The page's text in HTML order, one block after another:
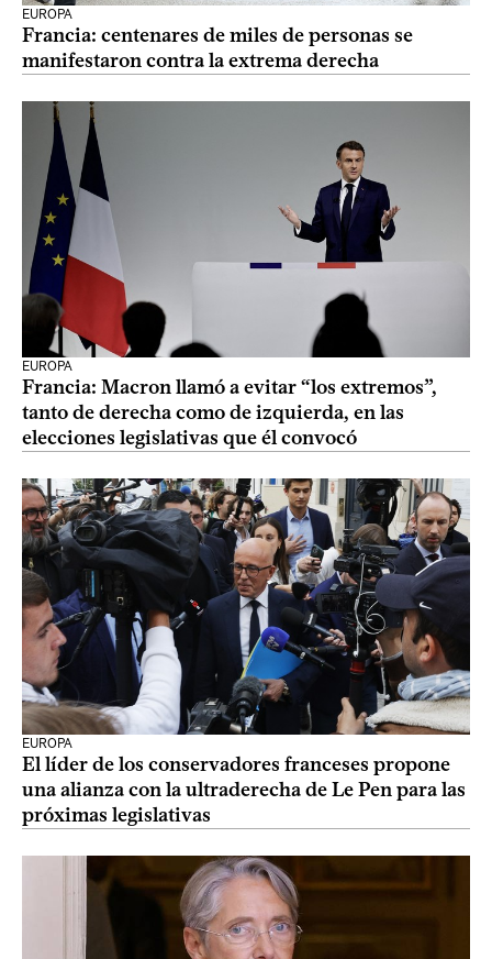
EUROPA
Francia: centenares de miles de personas se
manifestaron contra la extrema derecha
EUROPA
Francia: Macron llamó a evitar “los extremos”,
tanto de derecha como de izquierda, en las
elecciones legislativas que él convocó
EUROPA
El líder de los conservadores franceses propone
una alianza con la ultraderecha de Le Pen para las
próximas legislativas